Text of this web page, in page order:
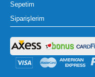
Sepetim
Siparişlerim